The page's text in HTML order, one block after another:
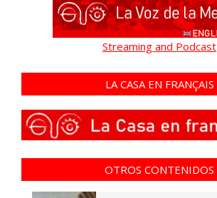
Streaming and Podcast
LA CASA EN FRANÇAIS
OTROS CONTENIDOS